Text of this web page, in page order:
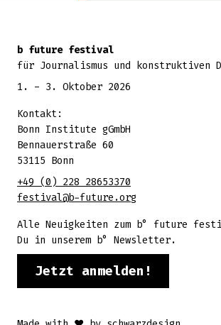
b future festival
für Journalismus und konstruktiven
1. - 3. Oktober 2026
Kontakt:
Bonn Institute gGmbH
Bennauerstraße 60
53115 Bonn
+49 (0) 228 28653370
festival@b-future.org
Alle Neuigkeiten zum b° future
Du in unserem b° Newsletter.
Jetzt anmelden!